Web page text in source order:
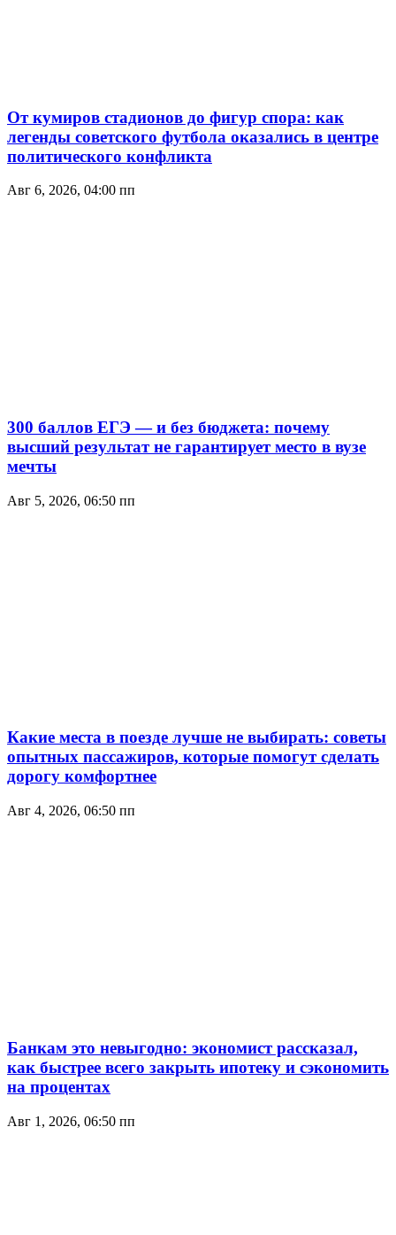
От кумиров стадионов до фигур спора: как
легенды советского футбола оказались в центре
политического конфликта
Авг 6, 2026, 04:00 пп
300 баллов ЕГЭ — и без бюджета: почему
высший результат не гарантирует место в вузе
мечты
Авг 5, 2026, 06:50 пп
Какие места в поезде лучше не выбирать: советы
опытных пассажиров, которые помогут сделать
дорогу комфортнее
Авг 4, 2026, 06:50 пп
Банкам это невыгодно: экономист рассказал,
как быстрее всего закрыть ипотеку и сэкономить
на процентах
Авг 1, 2026, 06:50 пп